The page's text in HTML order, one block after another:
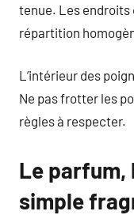
tenue. Les endroits
répartition
L’intérieur des
Ne pas frotter les
règles à respecter.
Le parfum,
simple